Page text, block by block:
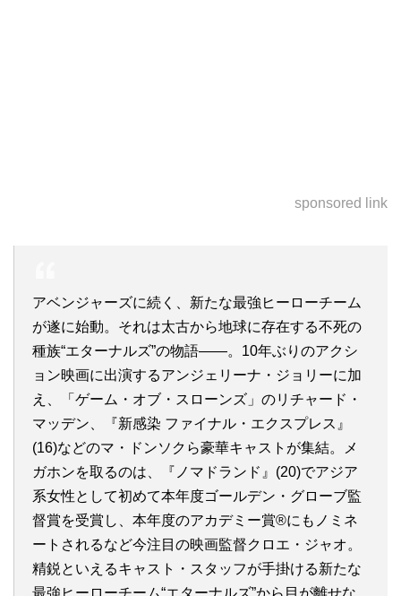
sponsored link
アベンジャーズに続く、新たな最強ヒーローチーム
が遂に始動。それは太古から地球に存在する不死の
種族“エターナルズ”の物語――。10年ぶりのアクシ
ョン映画に出演するアンジェリーナ・ジョリーに加
え、「ゲーム・オブ・スローンズ」のリチャード・
マッデン、『新感染 ファイナル・エクスプレス』
(16)などのマ・ドンソクら豪華キャストが集結。メ
ガホンを取るのは、『ノマドランド』(20)でアジア
系女性として初めて本年度ゴールデン・グローブ監
督賞を受賞し、本年度のアカデミー賞®にもノミネ
ートされるなど今注目の映画監督クロエ・ジャオ。
精鋭といえるキャスト・スタッフが手掛ける新たな
最強ヒーローチーム“エターナルズ”から目が離せな